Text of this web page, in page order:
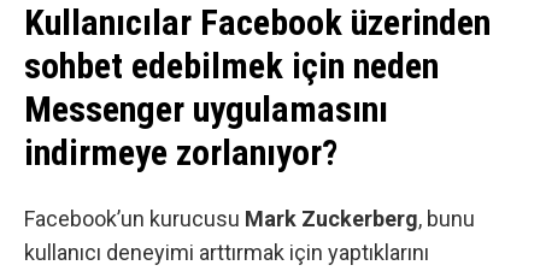
Kullanıcılar Facebook üzerinden
sohbet edebilmek için neden
Messenger uygulamasını
indirmeye zorlanıyor?
Facebook’un kurucusu Mark Zuckerberg, bunu
kullanıcı deneyimi arttırmak için yaptıklarını